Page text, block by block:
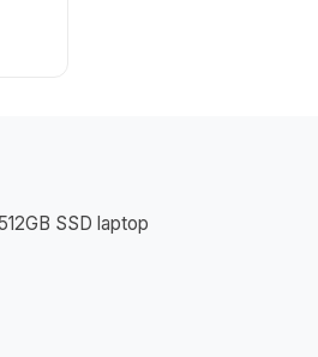
SSD laptop